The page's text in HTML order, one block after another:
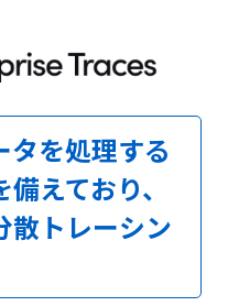
タを処理する
えており、
散トレーシン